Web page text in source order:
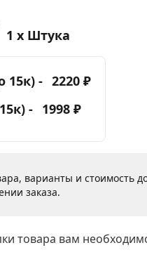
1 x Штука
15к) - 2220 ₽
- 1998 ₽
варианты и стоимость
заказа.
товара вам